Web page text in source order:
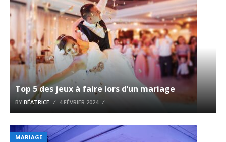
Top 5 des jeux à faire lors d’un mariage
BY BÉATRICE 4 FÉVRIER 2024
MARIAGE